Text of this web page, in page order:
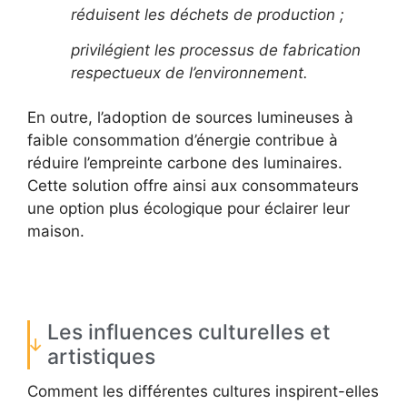
réduisent les déchets de production ;
privilégient les processus de fabrication
respectueux de l’environnement.
En outre, l’adoption de sources lumineuses à
faible consommation d’énergie contribue à
réduire l’empreinte carbone des luminaires.
Cette solution offre ainsi aux consommateurs
une option plus écologique pour éclairer leur
maison.
Les influences culturelles et
artistiques
Comment les différentes cultures inspirent-elles